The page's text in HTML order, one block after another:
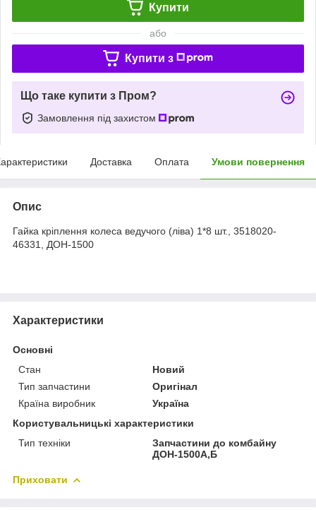
Купити
або
Купити з
Що таке купити з Пром?
Замовлення під захистом
Доставка Оплата Умови повернення
Опис
Гайка кріплення колеса ведучого (ліва) 1*8 шт., 3518020-
46331, ДОН-1500
Характеристики
Основні
Стан
Новий
Тип запчастини
Оригінал
Країна виробник
Україна
Користувальницькі характеристики
Тип техніки
Запчастини до комбайну
ДОН-1500А,Б
Приховати